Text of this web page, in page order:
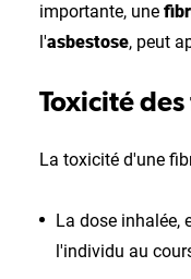
importante, une
l'asbestose, peut
Toxicité
La toxicité d'une
La dose inhalée,
l'individu au